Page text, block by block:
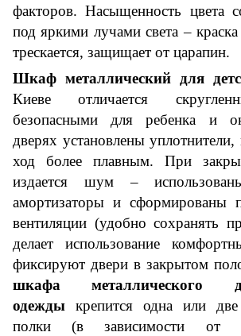
факторов. Насыщенность цвета
подяркими лучами света –
трескается, защищает от царапин.
Шкаф металлический для
Киеве отличается
безопасными для ребенка и
дверях установлены
ход более плавным. При
издается шум –
амортизаторы и сформированы
вентиляции (удобно сохранять
делает использование
фиксируют двери в закрытом
шкафа металлического
одежды крепится одна или две
полки (в зависимости от